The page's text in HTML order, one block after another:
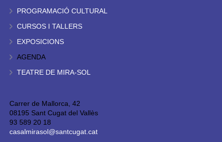
PROGRAMACIÓ CULTURAL
CURSOS I TALLERS
EXPOSICIONS
AGENDA
TEATRE DE MIRA-SOL
Carrer de Mallorca, 42
08195 Sant Cugat del Vallès
93 589 20 18
casalmirasol@santcugat.cat